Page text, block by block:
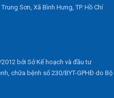
Sơn, Xã Bình Hưng, TP. Hồ Chí
bởi Sở Kế hoạch và đầu tư
chữa bệnh số 230/BYT-GPHĐ do Bộ